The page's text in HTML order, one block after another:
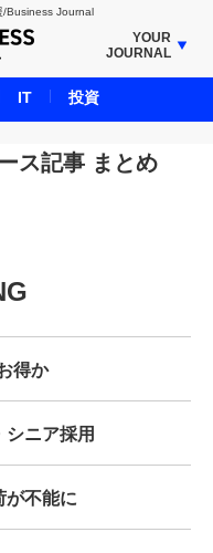
/Business Journal
YOUR
JOURNAL
JOURNAL
ス記事 まとめ
得か
ニア採用
が不能に
IT 投資